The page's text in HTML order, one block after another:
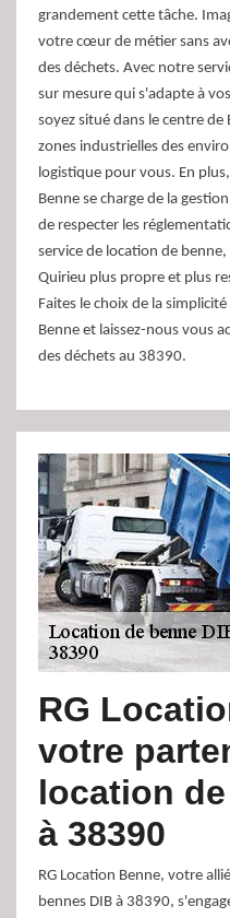
grandement cette tâche.
votre cœur de métier sans
des déchets. Avec notre
sur mesure qui s'adapte à
soyez situé dans le centre de
zones industrielles des
logistique pour vous. En
Benne se charge de la
de respecter les
service de location de
Quirieu plus propre et plus
Faites le choix de la
Benne et laissez-nous vous
des déchets au 38390.
RG
votre
location
à 38390
RG Location Benne, votre
bennes DIB à 38390,